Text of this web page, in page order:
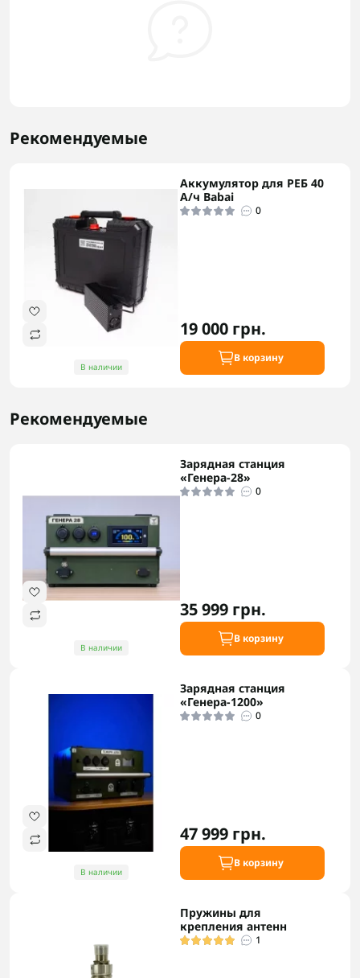
Рекомендуемые
В наличии
Аккумулятор для РЕБ 40
А/ч Babai
0
19 000 грн.
В корзину
Рекомендуемые
В наличии
Зарядная станция
«Генера-28»
0
35 999 грн.
В корзину
В наличии
Зарядная станция
«Генера-1200»
0
47 999 грн.
В корзину
Пружины для
крепления антенн
1